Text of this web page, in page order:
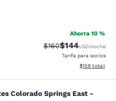
Ahorra 10 %
Precio tachado:
$160Precio con
$144USD/noche
Tarifa para socios
Ver detalles
$159 total
Springs
Colorado Springs East -